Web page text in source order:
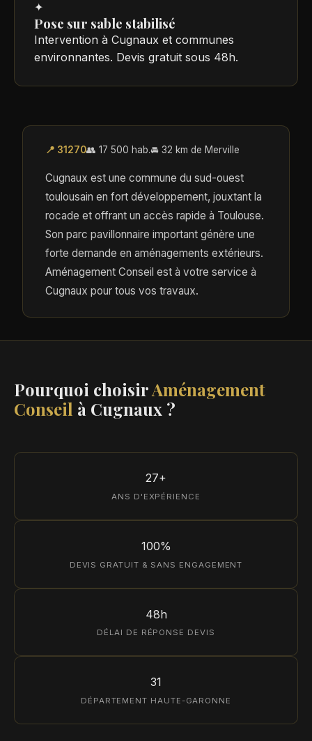
✦
Pose sur sable stabilisé
Intervention à Cugnaux et communes
environnantes. Devis gratuit sous 48h.
📍 31270👥 17 500 hab.🚘 32 km de Merville
Cugnaux est une commune du sud-ouest
toulousain en fort développement, jouxtant la
rocade et offrant un accès rapide à Toulouse.
Son parc pavillonnaire important génère une
forte demande en aménagements extérieurs.
Aménagement Conseil est à votre service à
Cugnaux pour tous vos travaux.
Pourquoi choisirAménagement
Conseil à Cugnaux ?
27+
ANS D'EXPÉRIENCE
100%
DEVIS GRATUIT & SANS ENGAGEMENT
48h
DÉLAI DE RÉPONSE DEVIS
31
DÉPARTEMENT HAUTE-GARONNE